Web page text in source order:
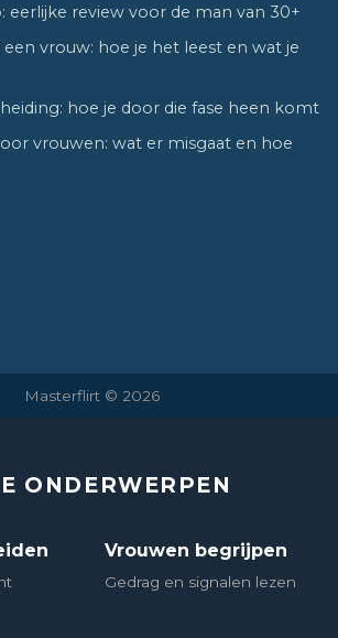
eerlijke review voor de man van 30+
een vrouw: hoe je het leest en wat je
hoe je door die fase heen komt
vrouwen: wat er misgaat en hoe
Masterflirt © 2026
ONDERWERPEN
Vrouwen begrijpen
Gedrag en signalen lezen